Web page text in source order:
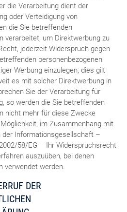
die Verarbeitung dient der
oder Verteidigung von
die Sie betreffenden
verarbeitet, um Direktwerbung zu
jederzeit Widerspruch gegen
personenbezogenen
Werbung einzulegen; dies gilt
es mit solcher Direktwerbung in
Sie der Verarbeitung für
so werden die Sie betreffenden
nicht mehr für diese Zwecke
im Zusammenhang mit
der Informationsgesellschaft –
58/EG – Ihr Widerspruchsrecht
auszuüben, bei denen
verwendet werden.
DER